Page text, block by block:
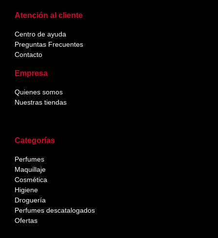
Categorías
Perfumes
Maquillaje
Cosmética
Higiene
Droguería
Perfumes descatalogados
Ofertas
Atención al cliente
Centro de ayuda
Preguntas Frecuentes
Contacto
Empresa
Quienes somos
Nuestras tiendas